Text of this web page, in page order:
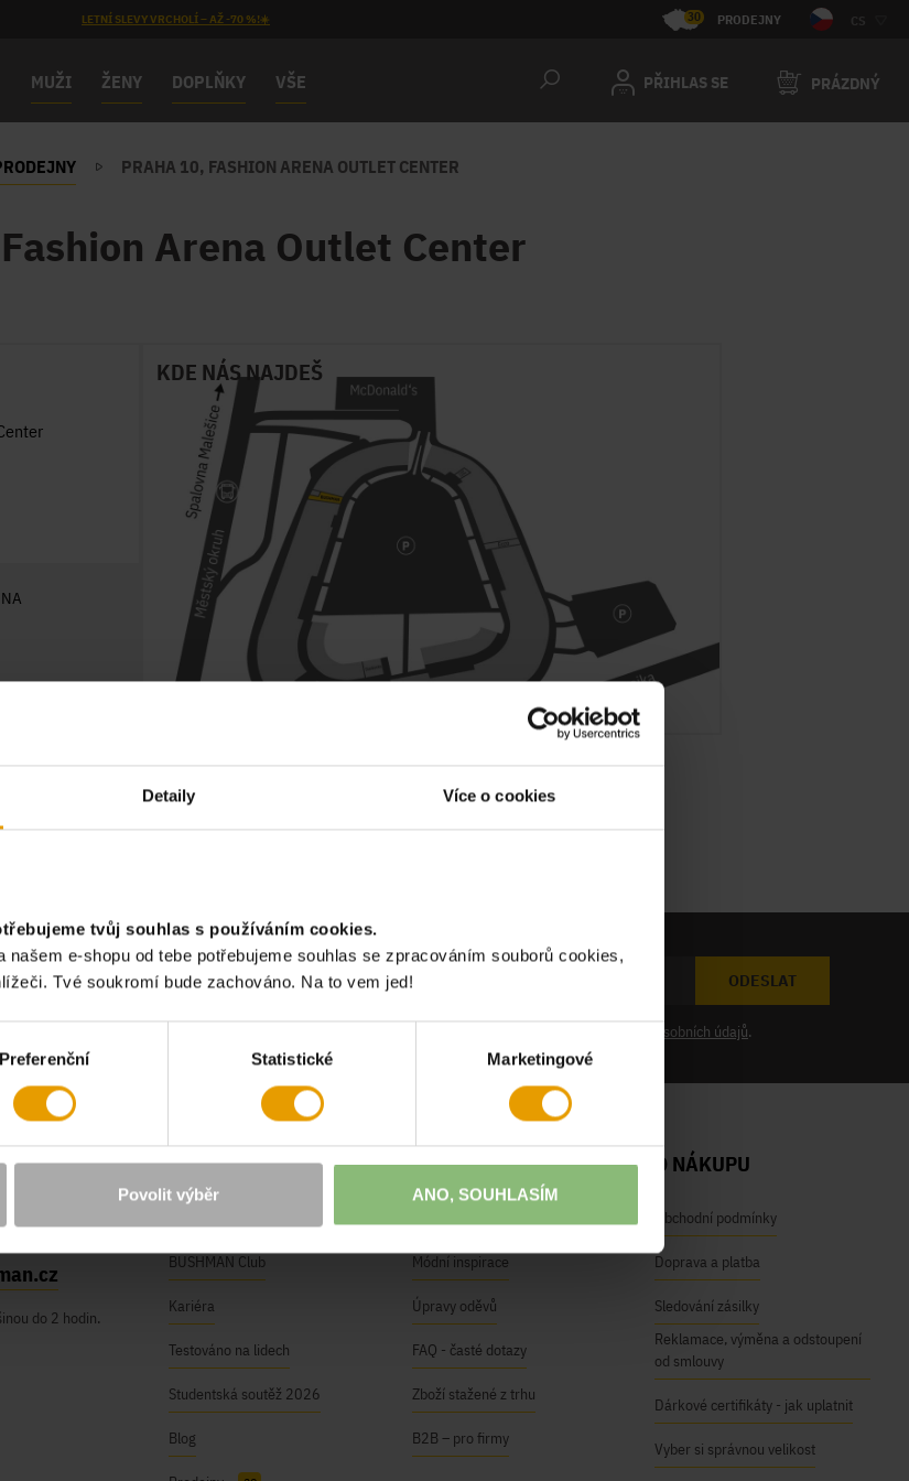
Detaily Více o cookies
tvůj souhlas s používáním cookies.
e-shopu od tebe potřebujeme souhlas se zpracováním souborů cookies,
Tvé soukromí bude zachováno. Na to vem jed!
Preferenční Statistické Marketingové
Povolit výběr ANO, SOUHLASÍM
LETNÍ SLEVY VRCHOLÍ – AŽ -70 %!☀️ 30 PRODEJNY CS
MUŽI ŽENY DOPLŇKY VŠE PŘIHLAS SE PRÁZDNÝ
PRAHA 10, FASHION ARENA OUTLET CENTER
Arena Outlet Center
KDE NÁS NAJDEŠ
ODESLAT
zpracováním osobních údajů.
do 2 hodin.
O NÁS
BUSHMAN Club
Kariéra
Testováno na lidech
Studentská soutěž 2026
Blog
NAŠE SLUŽBY
Módní inspirace
Úpravy oděvů
FAQ - časté dotazy
Zboží stažené z trhu
B2B – pro firmy
O NÁKUPU
Obchodní podmínky
Doprava a platba
Sledování zásilky
Reklamace, výměna a odstoupení
od smlouvy
Dárkové certifikáty - jak uplatnit
Vyber si správnou velikost